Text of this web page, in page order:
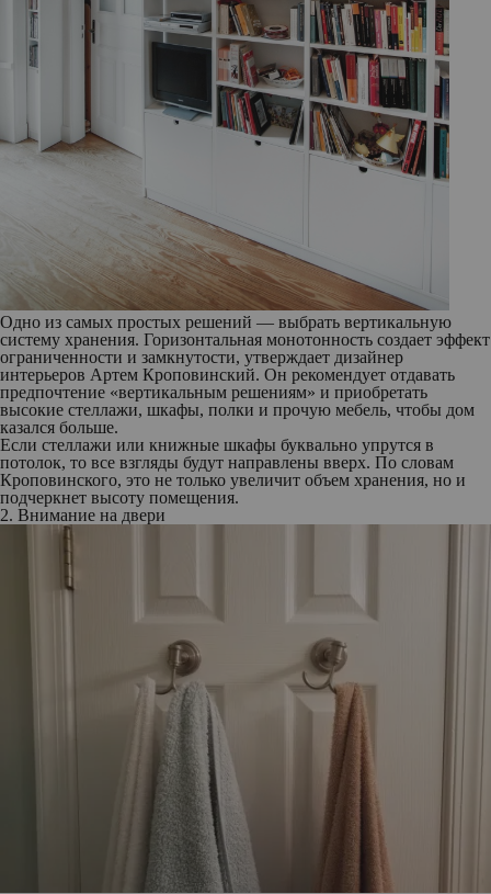
Одно из самых простых решений — выбрать вертикальную
систему хранения. Горизонтальная монотонность создает эффект
ограниченности и замкнутости, утверждает дизайнер
интерьеров Артем Кроповинский. Он рекомендует отдавать
предпочтение «вертикальным решениям» и приобретать
высокие стеллажи, шкафы, полки и прочую мебель, чтобы дом
казался больше.
Если стеллажи или книжные шкафы буквально упрутся в
потолок, то все взгляды будут направлены вверх. По словам
Кроповинского, это не только увеличит объем хранения, но и
подчеркнет высоту помещения.
2. Внимание на двери